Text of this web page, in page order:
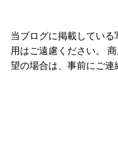
当ブログに掲載してい
用はご遠慮ください。
望の場合は、事前にご連